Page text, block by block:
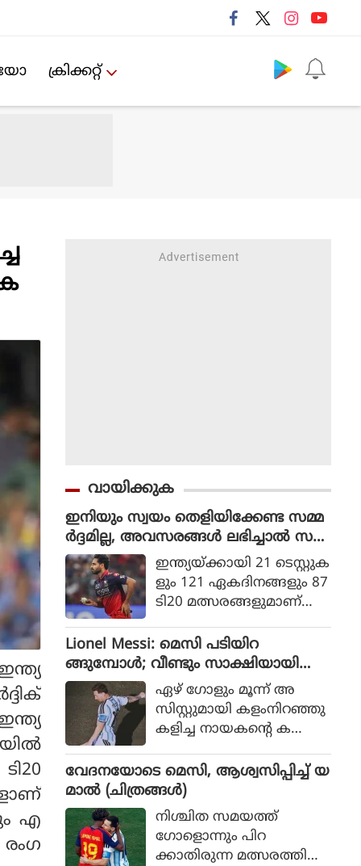
ക്രിക്കറ്റ്‌
എ
വായിക്കുക
ഇനിയും സ്വയം തെളിയിക്കേണ്ട സമ്മ
ർദ്ദമില്ല, അവസരങ്ങൾ ലഭിച്ചാൽ സ
ന്തോഷം അത്രമാത്രം : ഭുവനേശ്വർ
കുമാർ
ഇന്ത്യയ്ക്കായി 21 ടെസ്റ്റുക
ളും 121 ഏകദിനങ്ങളും 87
ടി20 മത്സരങ്ങളുമാണ്
ളിച്ചിട്ടുള്ളത്.
Lionel Messi: മെസി പടിയിറ
ങ്ങുമ്പോൾ; വീണ്ടും സാക്ഷിയായി
മെറ്റ്‌ലൈഫ് ഏഴ് ഗോളും മൂന്ന് അ
സിസ്റ്റുമായി കളംനിറഞ്ഞു
കളിച്ച നായകന്റെ ക
36 വർഷങ്ങൾക്കു ശേഷം
വിശ്വകിരീടം
വേദനയോടെ മെസി, ആശ്വസിപ്പിച്ച് യ
മാൽ (ചിത്രങ്ങൾ)
നിശ്ചിത സമയത്ത്
ഗോളൊന്നും പിറ
ക്കാതിരുന്ന മത്സരത്തിൽ